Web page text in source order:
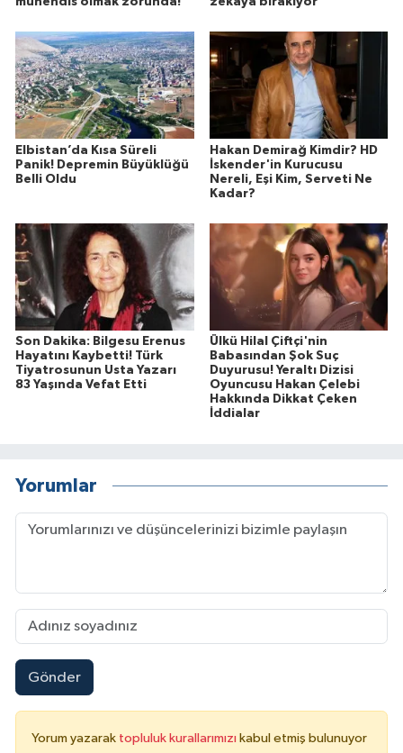
Elbistan’da Kısa Süreli
Panik! Depremin Büyüklüğü
Belli Oldu
Hakan Demirağ Kimdir? HD
İskender'in Kurucusu
Nereli, Eşi Kim, Serveti Ne
Kadar?
Son Dakika: Bilgesu Erenus
Hayatını Kaybetti! Türk
Tiyatrosunun Usta Yazarı
83 Yaşında Vefat Etti
Ülkü Hilal Çiftçi'nin
Babasından Şok Suç
Duyurusu! Yeraltı Dizisi
Oyuncusu Hakan Çelebi
Hakkında Dikkat Çeken
İddialar
Yorumlar
Gönder
Yorum yazarak topluluk kurallarımızı kabul etmiş bulunuyor